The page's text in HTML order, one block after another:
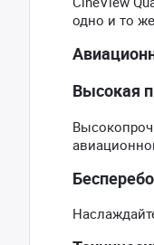
одно и то
Высокая